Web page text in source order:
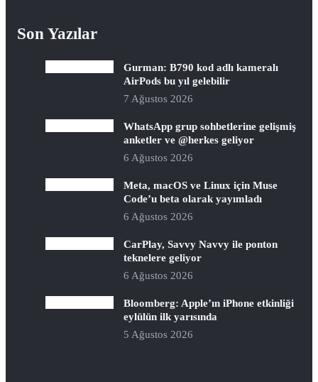
Son Yazılar
Gurman: B790 kod adlı kameralı
AirPods bu yıl gelebilir
7 Ağustos 2026
WhatsApp grup sohbetlerine gelişmiş
anketler ve @herkes geliyor
6 Ağustos 2026
Meta, macOS ve Linux için Muse
Code’u beta olarak yayımladı
6 Ağustos 2026
CarPlay, Savvy Navvy ile ponton
teknelere geliyor
6 Ağustos 2026
Bloomberg: Apple’ın iPhone etkinliği
eylülün ilk yarısında
5 Ağustos 2026